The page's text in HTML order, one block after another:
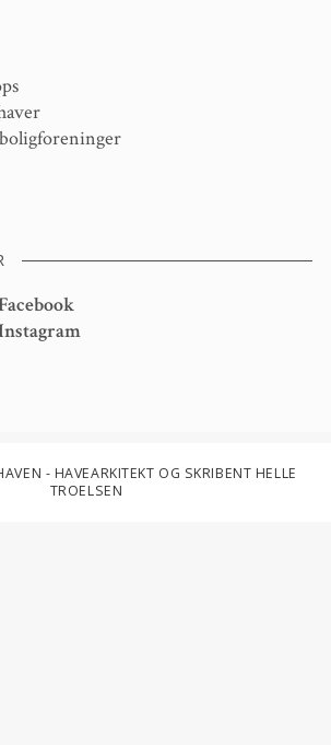
- HAVEARKITEKT OG SKRIBENT HELLE
TROELSEN